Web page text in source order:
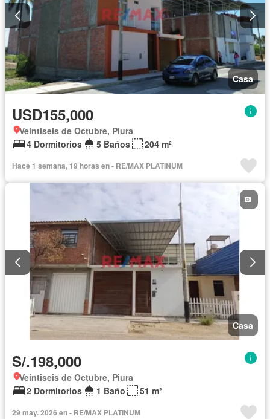
Casa
USD155,000
Veintiseis de Octubre, Piura
4 Dormitorios
5 Baños 204 m²
Hace 1 semana, 19 horas en - RE/MAX PLATINUM
Casa
S/.198,000
Veintiseis de Octubre, Piura
2 Dormitorios
1 Baño 51 m²
29 may. 2026 en - RE/MAX PLATINUM